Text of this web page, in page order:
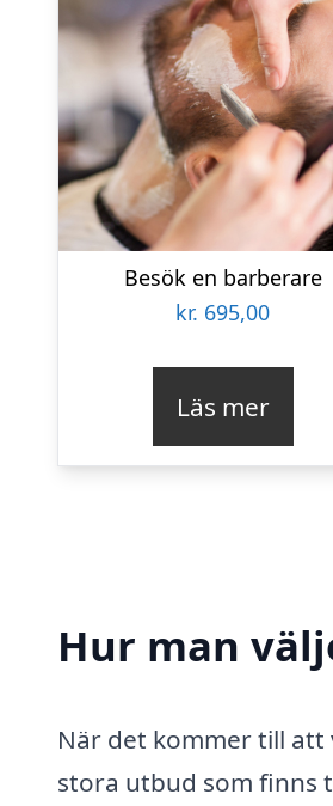
Besök en barberare
kr. 695,00
Läs mer
Hur man
När det kommer till att
stora utbud som finns